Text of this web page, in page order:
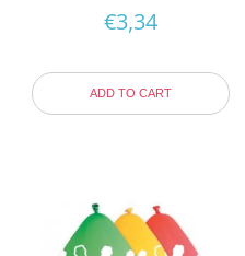
€3,34
ADD TO CART